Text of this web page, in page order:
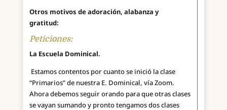
Otros motivos de adoración, alabanza y
gratitud:
Peticiones:
La Escuela Dominical.
Estamos contentos por cuanto se inició la clase
“Primarios” de nuestra E. Dominical, vía Zoom.
Ahora debemos seguir orando para que otras clases
se vayan sumando y pronto tengamos dos clases